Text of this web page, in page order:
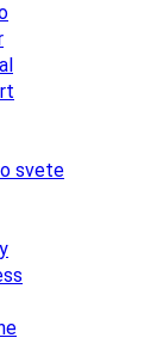
svete